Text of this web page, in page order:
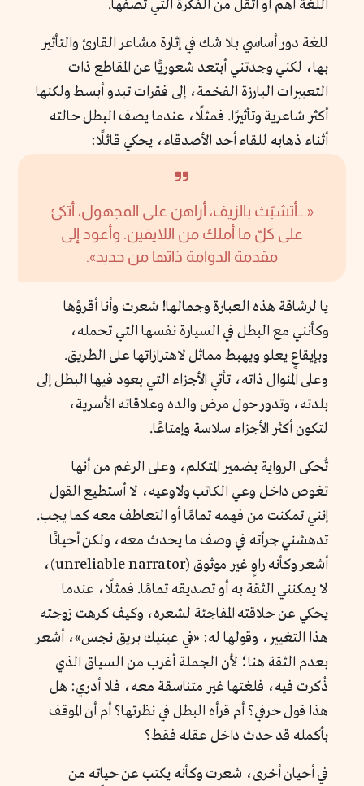
اللغة أهم أو أثقل من الفكرة التي تصفها.
للغة دور أساسي بلا شك في إثارة مشاعر القارئ والتأثير
بها، لكني وجدتني أبتعد شعوريًّا عن المقاطع ذات
التعبيرات البارزة الفخمة، إلى فقرات تبدو أبسط ولكنها
أكثر شاعرية وتأثيرًا. فمثلًا، عندما يصف البطل حالته
أثناء ذهابه للقاء أحد الأصدقاء، يحكي قائلًا:
«...أتشبّث بالزيف، أراهن على المجهول، أتكئ
على كلّ ما أملك من اللايقين. وأعود إلى
مقدمة الدوامة ذاتها من جديد».
يا لرشاقة هذه العبارة وجمالها! شعرت وأنا أقرؤها
وكأنني مع البطل في السيارة نفسها التي تحمله،
وبإيقاعٍ يعلو ويهبط مماثل لاهتزازاتها على الطريق.
وعلى المنوال ذاته، تأتي الأجزاء التي يعود فيها البطل إلى
بلدته، وتدور حول مرض والده وعلاقاته الأسرية،
لتكون أكثر الأجزاء سلاسة وإمتاعًا.
تُحكى الرواية بضمير المتكلم، وعلى الرغم من أنها
تغوص داخل وعي الكاتب ولاوعيه، لا أستطيع القول
إنني تمكنت من فهمه تمامًا أو التعاطف معه كما يجب.
تدهشني جرأته في وصف ما يحدث معه، ولكن أحيانًا
أشعر وكأنه راوٍ غير موثوق (unreliable narrator)،
لا يمكنني الثقة به أو تصديقه تمامًا. فمثلًا، عندما
يحكي عن حلاقته المفاجئة لشعره، وكيف كرهت زوجته
هذا التغيير، وقولها له: «في عينيك بريق نجس»، أشعر
بعدم الثقة هنا؛ لأن الجملة أغرب من السياق الذي
ذُكرت فيه، فلغتها غير متناسقة معه، فلا أدري: هل
هذا قول حرفي؟ أم قرأه البطل في نظرتها؟ أم أن الموقف
بأكمله قد حدث داخل عقله فقط؟
في أحيان أخرى، شعرت وكأنه يكتب عن حياته من